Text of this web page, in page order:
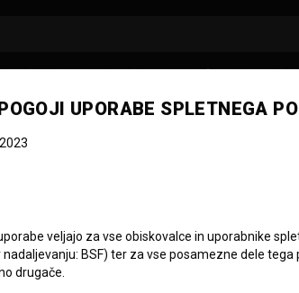
UPORABE SPLETNEGA
veljajo za vse obiskovalce in uporabnike
nadaljevanju: BSF) ter za vse posamezne dele
drugače.